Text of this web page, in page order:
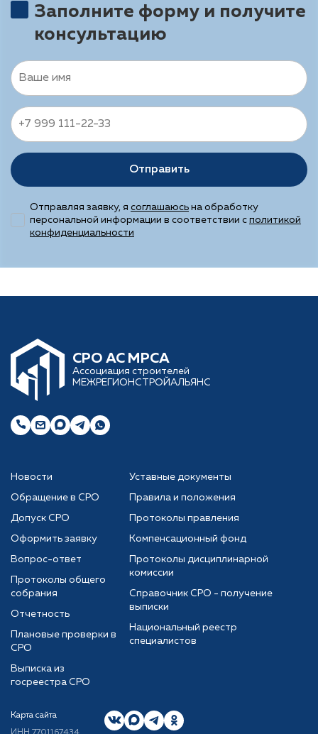
Заполните форму и получите
консультацию
Отправить
Отправляя заявку, я соглашаюсь на обработку
персональной информации в соответствии с политикой
конфиденциальности
CРО АС МРСА
Ассоциация строителей
МЕЖРЕГИОНСТРОЙАЛЬЯНС
Новости
Обращение в СРО
Допуск СРО
Оформить заявку
Вопрос-ответ
Уставные документы
Правила и положения
Протоколы правления
Компенсационный фонд
Протоколы дисциплинарной
комиссии
Протоколы общего
собрания
Отчетность
Плановые проверки в
СРО
Выписка из
госреестра СРО
Справочник СРО - получение
выписки
Национальный реестр
специалистов
Карта сайта